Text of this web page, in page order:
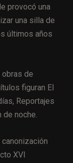
provocó una
una silla de
últimos años
de
figuran El
Reportajes
noche.
XVI